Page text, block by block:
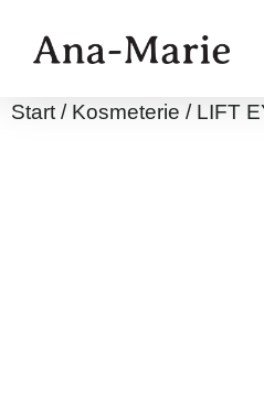
Start / Kosmeterie / LIFT